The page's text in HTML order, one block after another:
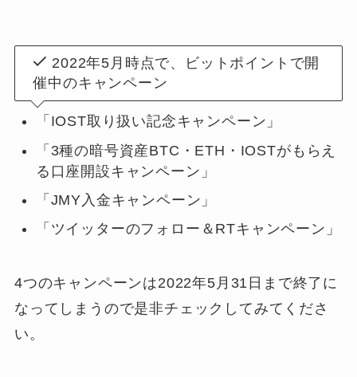
2022年5月時点で、ビットポイントで開
催中のキャンペーン
「IOST取り扱い記念キャンペーン」
「3種の暗号資産BTC・ETH・IOSTがもらえ
る口座開設キャンペーン」
「JMY入金キャンペーン」
「ツイッターのフォロー＆RTキャンペーン」
4つのキャンペーンは2022年5月31日まで終了に
なってしまうので是非チェックしてみてくださ
い。